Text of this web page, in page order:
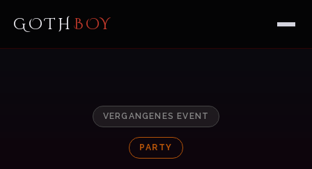
GOTH BOY
VERGANGENES EVENT
PARTY